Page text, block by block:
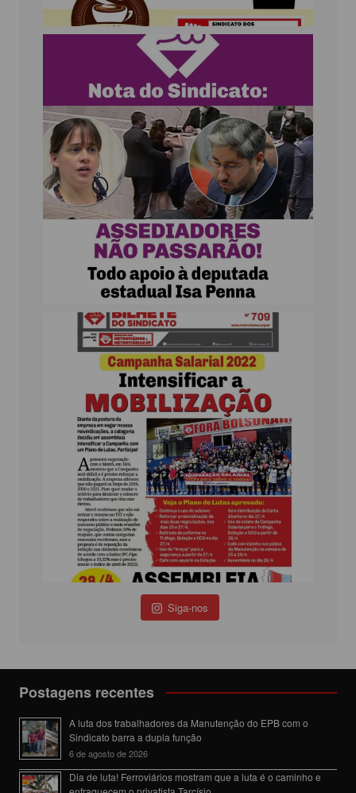
Siga-nos
Postagens recentes
A luta dos trabalhadores da Manutenção do EPB com o
Sindicato barra a dupla função
6 de agosto de 2026
Dia de luta! Ferroviários mostram que a luta é o caminho e